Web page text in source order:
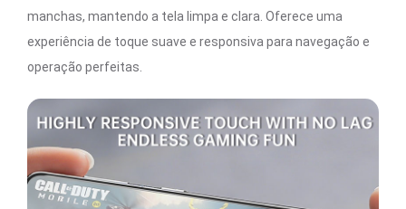
manchas, mantendo a tela limpa e clara. Oferece uma
experiência de toque suave e responsiva para navegação e
operação perfeitas.